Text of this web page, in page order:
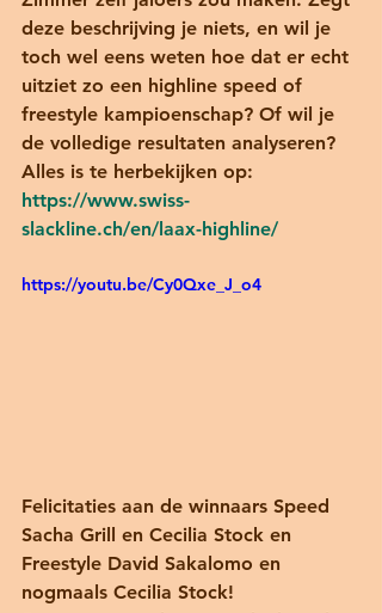
deze beschrijving je niets, en wil je
toch wel eens weten hoe dat er echt
uitziet zo een highline speed of
freestyle kampioenschap? Of wil je
de volledige resultaten analyseren?
Alles is te herbekijken op:
https://www.swiss-
slackline.ch/en/laax-highline/
https://youtu.be/Cy0Qxe_J_o4
Felicitaties aan de winnaars Speed
Sacha Grill en Cecilia Stock en
Freestyle David Sakalomo en
nogmaals Cecilia Stock!